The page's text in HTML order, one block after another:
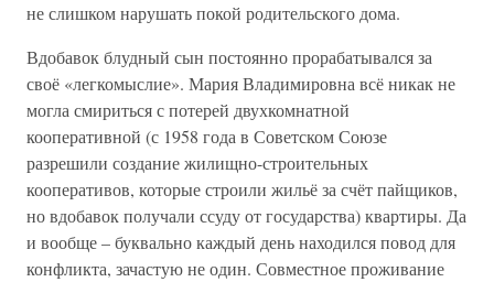
не слишком нарушать покой родительского дома.
Вдобавок блудный сын постоянно прорабатывался за
своё «легкомыслие». Мария Владимировна всё никак не
могла смириться с потерей двухкомнатной
кооперативной (с 1958 года в Советском Союзе
разрешили создание жилищно-строительных
кооперативов, которые строили жильё за счёт пайщиков,
но вдобавок получали ссуду от государства) квартиры. Да
и вообще – буквально каждый день находился повод для
конфликта, зачастую не один. Совместное проживание